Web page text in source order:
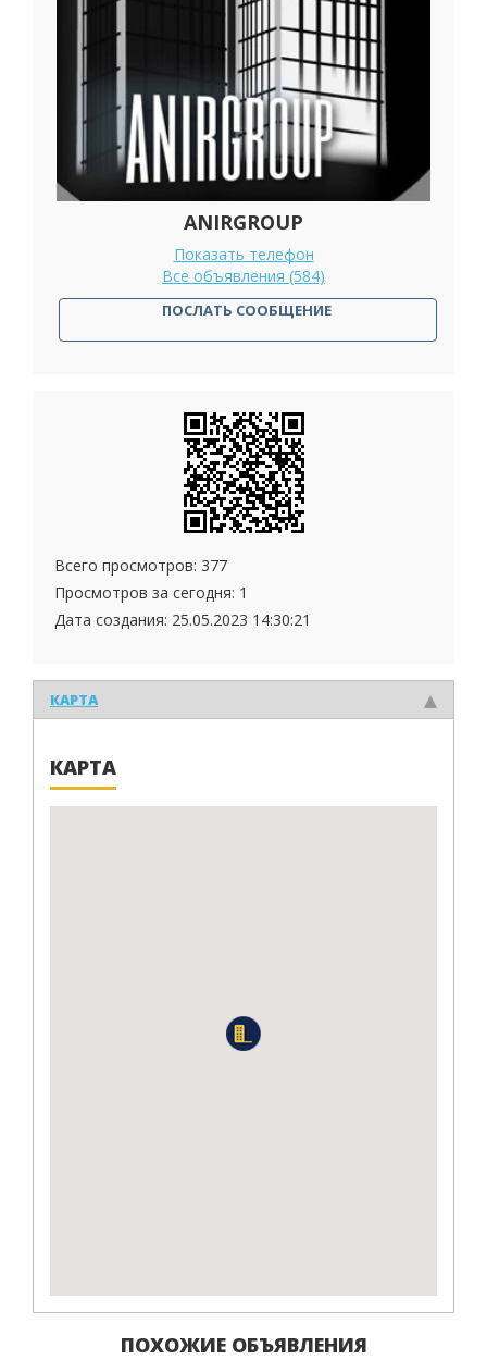
ANIRGROUP
Показать телефон
Все объявления (584)
ПОСЛАТЬ СООБЩЕНИЕ
Всего просмотров: 377
Просмотров за сегодня: 1
Дата создания: 25.05.2023 14:30:21
КАРТА
КАРТА
ПОХОЖИЕ ОБЪЯВЛЕНИЯ